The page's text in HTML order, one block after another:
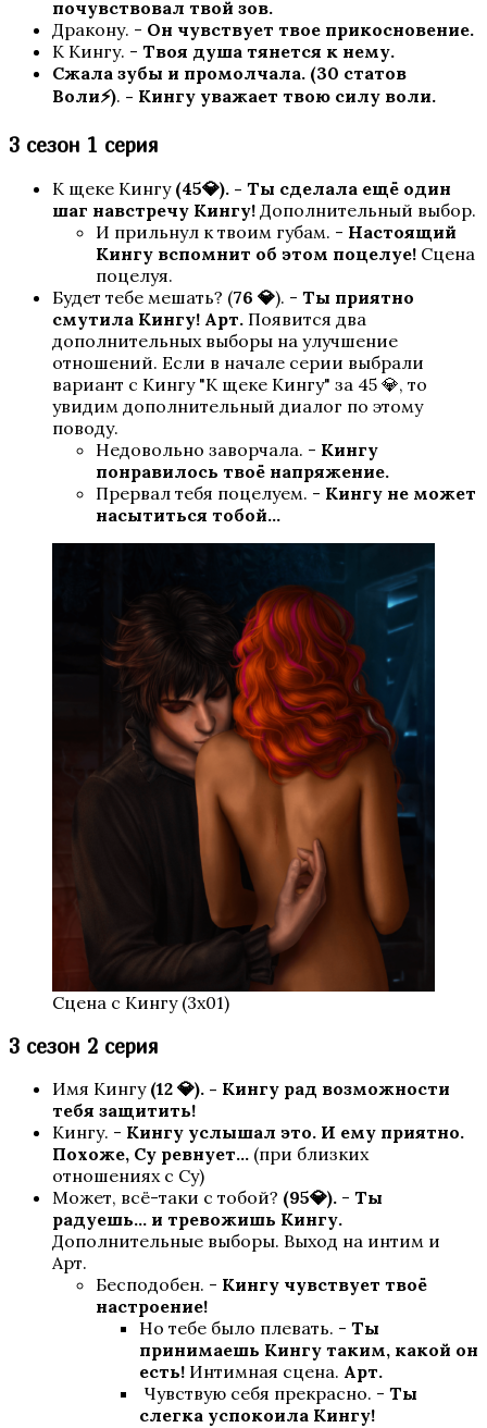
Моя Голливудская История
Рождённая Луной
Паруса в тумане
почувствовал твой зов.
Дракону. - Он чувствует твое прикосновение.
К Кингу. - Твоя душа тянется к нему.
Сжала зубы и промолчала. (30 статов
Воли⚡). - Кингу уважает твою силу воли.
3 сезон 1 серия
К щеке Кингу (45💎). - Ты сделала ещё один
шаг навстречу Кингу! Дополнительный выбор.
И прильнул к твоим губам. - Настоящий
Кингу вспомнит об этом поцелуе! Сцена
поцелуя.
Будет тебе мешать? (76 💎). - Ты приятно
смутила Кингу! Арт. Появится два
дополнительных выборы на улучшение
отношений. Если в начале серии выбрали
вариант с Кингу "К щеке Кингу" за 45 💎, то
увидим дополнительный диалог по этому
поводу.
Недовольно заворчала. - Кингу
понравилось твоё напряжение.
Прервал тебя поцелуем. - Кингу не может
насытиться тобой…
Сцена с Кингу (3х01)
3 сезон 2 серия
Имя Кингу (12 💎). - Кингу рад возможности
тебя защитить!
Кингу. - Кингу услышал это. И ему приятно.
Похоже, Су ревнует… (при близких
отношениях с Су)
Может, всё-таки с тобой? (95💎). - Ты
радуешь… и тревожишь Кингу.
Дополнительные выборы. Выход на интим и
Арт.
Бесподобен. - Кингу чувствует твоё
настроение!
Но тебе было плевать. - Ты
принимаешь Кингу таким, какой он
есть! Интимная сцена. Арт.
Чувствую себя прекрасно. - Ты
слегка успокоила Кингу!